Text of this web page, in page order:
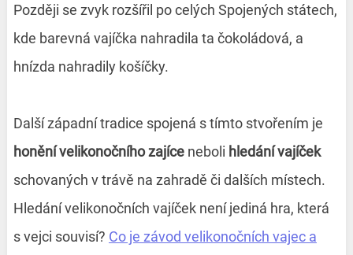
Později se zvyk rozšířil po celých Spojených státech,
kde barevná vajíčka nahradila ta čokoládová, a
hnízda nahradily košíčky.
Další západní tradice spojená s tímto stvořením je
honění velikonočního zajíceneboli hledání vajíček
schovaných v trávě na zahradě či dalších místech.
Hledání velikonočních vajíček není jediná hra, která
s vejci souvisí? Co je závod velikonočních vajec a